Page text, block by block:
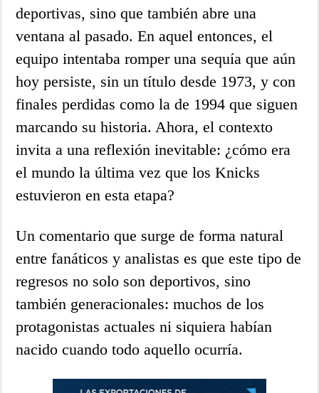
deportivas, sino que también abre una
ventana al pasado. En aquel entonces, el
equipo intentaba romper una sequía que aún
hoy persiste, sin un título desde 1973, y con
finales perdidas como la de 1994 que siguen
marcando su historia. Ahora, el contexto
invita a una reflexión inevitable: ¿cómo era
el mundo la última vez que los Knicks
estuvieron en esta etapa?
Un comentario que surge de forma natural
entre fanáticos y analistas es que este tipo de
regresos no solo son deportivos, sino
también generacionales: muchos de los
protagonistas actuales ni siquiera habían
nacido cuando todo aquello ocurría.